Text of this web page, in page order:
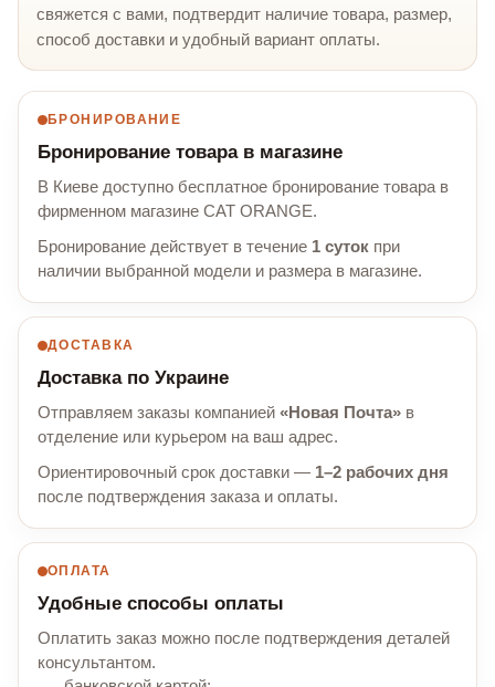
свяжется с вами, подтвердит наличие товара, размер,
способ доставки и удобный вариант оплаты.
БРОНИРОВАНИЕ
Бронирование товара в магазине
В Киеве доступно бесплатное бронирование товара в
фирменном магазине CAT ORANGE.
Бронирование действует в течение 1 суток при
наличии выбранной модели и размера в магазине.
ДОСТАВКА
Доставка по Украине
Отправляем заказы компанией «Новая Почта» в
отделение или курьером на ваш адрес.
Ориентировочный срок доставки — 1–2 рабочих дня
после подтверждения заказа и оплаты.
ОПЛАТА
Удобные способы оплаты
Оплатить заказ можно после подтверждения деталей
консультантом.